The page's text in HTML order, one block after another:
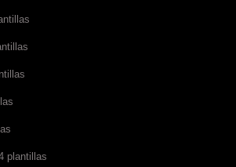
plantillas